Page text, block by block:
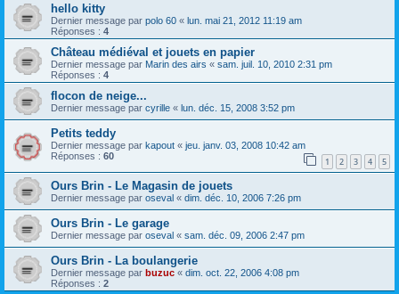
hello kitty
Dernier message par polo 60 « lun. mai 21, 2012 11:19 am
Réponses : 4
Château médiéval et jouets en papier
Dernier message par Marin des airs « sam. juil. 10, 2010 2:31 pm
Réponses : 4
flocon de neige...
Dernier message par cyrille « lun. déc. 15, 2008 3:52 pm
Petits teddy
Dernier message par kapout « jeu. janv. 03, 2008 10:42 am
Réponses : 60 1 2 3 4 5
Ours Brin - Le Magasin de jouets
Dernier message par oseval « dim. déc. 10, 2006 7:26 pm
Ours Brin - Le garage
Dernier message par oseval « sam. déc. 09, 2006 2:47 pm
Ours Brin - La boulangerie
Dernier message par buzuc « dim. oct. 22, 2006 4:08 pm
Réponses : 2